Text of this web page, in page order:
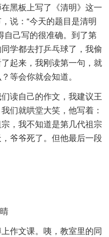
黑板上写了《清明》这一
说：“今天的题目是清明
自己写的很准确。到了第
学都去打乒乓球了，我偷
起来，我刚读第一句，就
等会你就会知道。
读自己的作文，我建议王
们就哄堂大笑，他写着：
，我不知道是第几代祖宗
爷爷死了。但他最后一段
作文课。咦，教室里的同